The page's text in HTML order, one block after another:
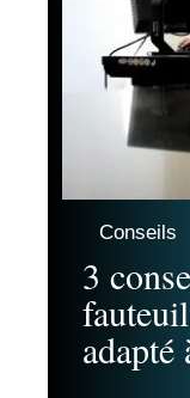
Conseils
3
adapté